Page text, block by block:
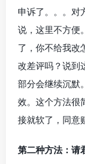
申诉了。。。对
说，这里不方便
了，你不给我改
改差评吗？说到
部分会继续沉默
效。这个方法很
接就软了，同意
第二种方法：请